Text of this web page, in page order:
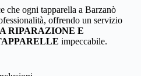
che ogni tapparella a Barzanò
offrendo un servizio
RIPARAZIONE E
impeccabile.